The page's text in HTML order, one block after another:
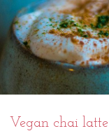
Vegan chai latte